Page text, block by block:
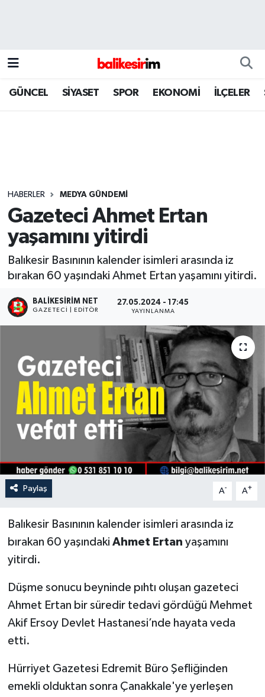
GÜNCEL SİYASET SPOR EKONOMİ İLÇELER
HABERLER MEDYA GÜNDEMİ
Gazeteci Ahmet Ertan
yaşamını yitirdi
Balıkesir Basınının kalender isimleri arasında iz
bırakan 60 yaşındaki Ahmet Ertan yaşamını yitirdi.
BALIKESIRIM NET
GAZETECI | EDITÖR
27.05.2024 - 17:45
YAYINLANMA
Paylaş A- A+
Balıkesir Basınının kalender isimleri arasında iz
bırakan 60 yaşındaki Ahmet Ertan yaşamını
yitirdi.
Düşme sonucu beyninde pıhtı oluşan gazeteci
Ahmet Ertan bir süredir tedavi gördüğü Mehmet
Akif Ersoy Devlet Hastanesi’nde hayata veda
etti.
Hürriyet Gazetesi Edremit Büro Şefliğinden
emekli olduktan sonra Çanakkale'ye yerleşen